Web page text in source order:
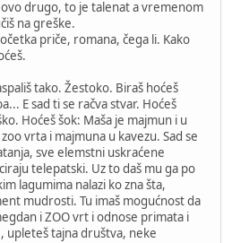
drugo, to je talenat a vremenom
na greške.
priče, romana, čega li. Kako
tako. Žestoko. Biraš hoćeš
E sad ti se račva stvar. Hoćeš
Hoćeš šok: Maša je majmun i u
vrta i majmuna u kavezu. Sad se
sve elemstni uskraćene
telepatski. Uz to daš mu ga po
lagumima nalazi ko zna šta,
mudrosti. Tu imaš mogućnost da
i ZOO vrt i odnose primata i
upleteš tajna društva, neke